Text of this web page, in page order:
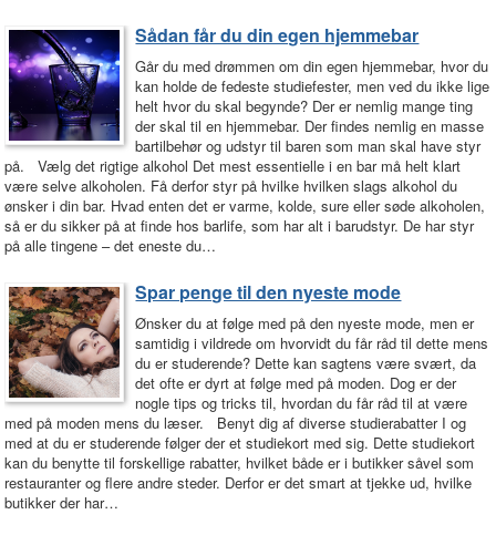
Sådan får du din egen hjemmebar
Går du med drømmen om din egen hjemmebar, hvor du
kan holde de fedeste studiefester, men ved du ikke lige
helt hvor du skal begynde? Der er nemlig mange ting
der skal til en hjemmebar. Der findes nemlig en masse
bartilbehør og udstyr til baren som man skal have styr
på. Vælg det rigtige alkohol Det mest essentielle i en bar må helt klart
være selve alkoholen. Få derfor styr på hvilke hvilken slags alkohol du
ønsker i din bar. Hvad enten det er varme, kolde, sure eller søde alkoholen,
så er du sikker på at finde hos barlife, som har alt i barudstyr. De har styr
på alle tingene – det eneste du…
Spar penge til den nyeste mode
Ønsker du at følge med på den nyeste mode, men er
samtidig i vildrede om hvorvidt du får råd til dette mens
du er studerende? Dette kan sagtens være svært, da
det ofte er dyrt at følge med på moden. Dog er der
nogle tips og tricks til, hvordan du får råd til at være
med på moden mens du læser. Benyt dig af diverse studierabatter I og
med at du er studerende følger der et studiekort med sig. Dette studiekort
kan du benytte til forskellige rabatter, hvilket både er i butikker såvel som
restauranter og flere andre steder. Derfor er det smart at tjekke ud, hvilke
butikker der har…